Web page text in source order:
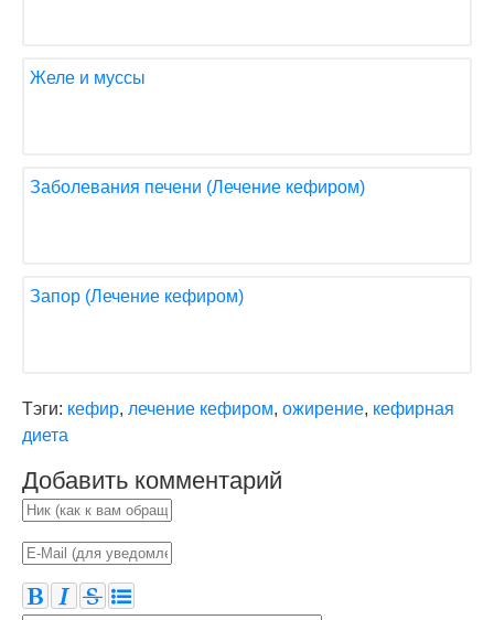
Желе и муссы
Заболевания печени (Лечение кефиром)
Запор (Лечение кефиром)
Тэги: кефир, лечение кефиром, ожирение, кефирная
диета
Добавить комментарий